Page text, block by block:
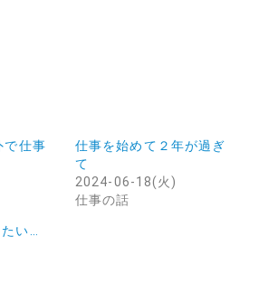
で仕事
仕事を始めて２年が過ぎ
て
2024-06-18(火)
仕事の話
い…